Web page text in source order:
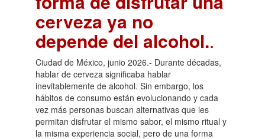
cerveza ya no
depende del alcohol..
Ciudad de México, junio 2026.- Durante décadas,
hablar de cerveza significaba hablar
inevitablemente de alcohol. Sin embargo, los
hábitos de consumo están evolucionando y cada
vez más personas buscan alternativas que les
permitan disfrutar el mismo sabor, el mismo ritual y
la misma experiencia social, pero de una forma